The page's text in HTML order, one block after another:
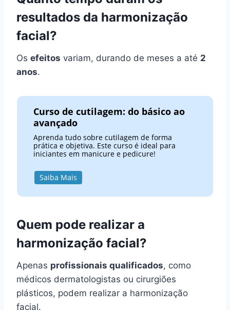
resultados da harmonização
facial?
Os efeitos variam, durando de meses a até 2
anos.
Curso de cutilagem: do básico ao
avançado
Aprenda tudo sobre cutilagem de forma
prática e objetiva. Este curso é ideal para
iniciantes em manicure e pedicure!
Saiba Mais
Quem pode realizar a
harmonização facial?
Apenas profissionais qualificados, como
médicos dermatologistas ou cirurgiões
plásticos, podem realizar a harmonização
facial.